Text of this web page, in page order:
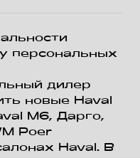
персональных
дилер
новые Haval
М6, Дарго,
Poer
Haval. В